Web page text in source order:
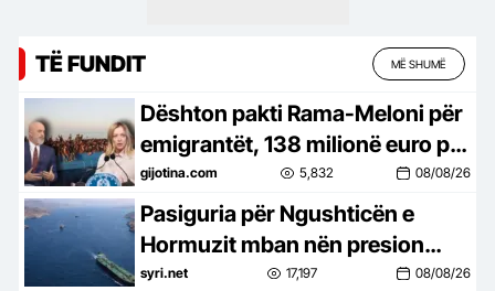
TË FUNDIT MË SHUMË
Dështon pakti Rama-Meloni për
emigrantët, 138 milionë euro për
një qendër bosh
gijotina.com 5,832 08/08/26
Pasiguria për Ngushticën e
Hormuzit mban nën presion
tregjet
syri.net 17,197 08/08/26